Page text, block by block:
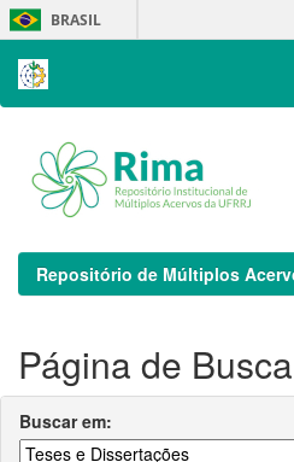
Skip
navigation
BRASIL
Repositório de Múltiplos
Página de Busca
Buscar em: